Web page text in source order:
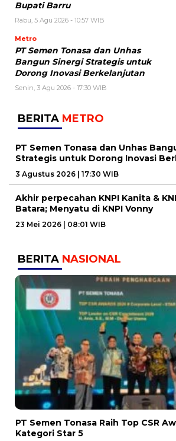
Bupati Barru
Rabu, 5 Agu 2026 - 10:57 WIB
Metro
PT Semen Tonasa dan Unhas
Bangun Sinergi Strategis untuk
Dorong Inovasi Berkelanjutan
Senin, 3 Agu 2026 - 17:30 WIB
BERITA METRO
PT Semen Tonasa dan Unhas
Strategis untuk Dorong Inovasi
3 Agustus 2026 | 17:30 WIB
Akhir perpecahan KNPI Kanita &
Batara; Menyatu di KNPI Vonny
23 Mei 2026 | 08:01 WIB
BERITA NASIONAL
PT Semen Tonasa Raih Top CSR
Kategori Star 5